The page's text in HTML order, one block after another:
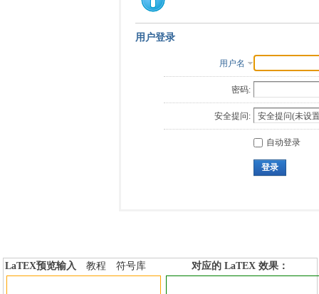
用户登录
用户名
密码:
安全提问:
自动登录
登录
LaTEX预览输入 教程
符号库
对应的 LaTEX 效果：